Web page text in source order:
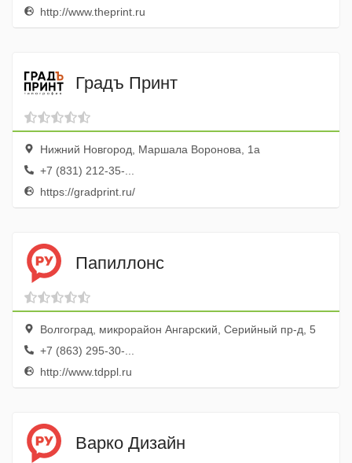
http://www.theprint.ru
Градъ Принт
Нижний Новгород, Маршала Воронова, 1а
+7 (831) 212-35-...
https://gradprint.ru/
Папиллонс
Волгоград, микрорайон Ангарский, Серийный пр-д, 5
+7 (863) 295-30-...
http://www.tdppl.ru
Варко Дизайн